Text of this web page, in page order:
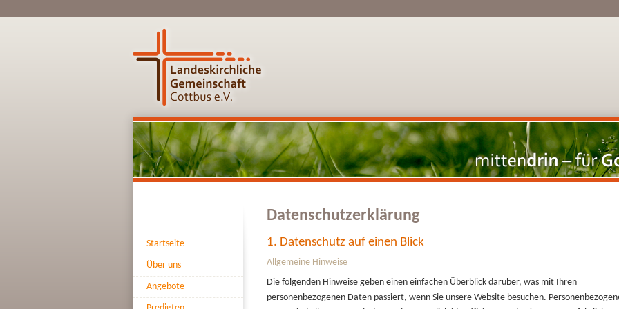
Startseite
Über uns
Angebote
Datenschutzerklärung
1. Datenschutz auf einen Blick
Allgemeine Hinweise
Die folgenden Hinweise geben einen einfachen Überblick darüber, was mit Ihren
personenbezogenen Daten passiert, wenn Sie unsere Website besuchen.